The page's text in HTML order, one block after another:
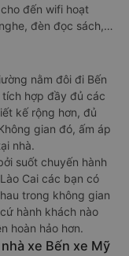
đến wifi hoạt
đèn đọc sách,…
nằm đôi đi Bến
hợp đầy đủ các
kế rộng hơn, đủ
gian đó, ấm áp
nhà.
suốt chuyến hành
Cai các bạn có
trong không gian
hành khách nào
hoàn hảo hơn.
xe Bến xe Mỹ